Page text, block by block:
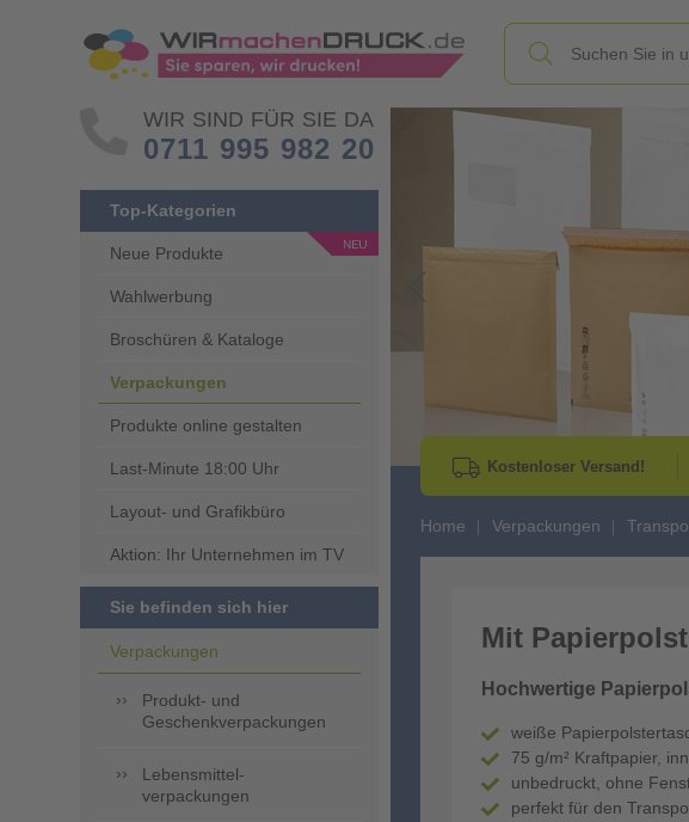
WIR SIND FÜR SIE DA
0711 995 982 20
Top-Kategorien
Neue Produkte
Wahlwerbung
Broschüren & Kataloge
Verpackungen
Produkte online gestalten
Last-Minute 18:00 Uhr
Layout- und Grafikbüro
Aktion: Ihr Unternehmen im TV
Sie befinden sich hier
Verpackungen
Produkt- und
Geschenkverpackungen
Lebensmittel-
verpackungen
Go to Previous Slide
Kostenloser Versand!
Home Verpackungen
Mit
Hochwertige
weiße
75 g/m² Kraftpapier,
unbedruckt, ohne
perfekt für den